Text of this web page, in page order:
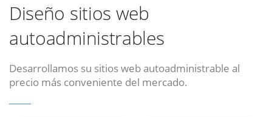
Diseño sitios web
autoadministrables
Desarrollamos su sitios web autoadministrable al
precio más conveniente del mercado.